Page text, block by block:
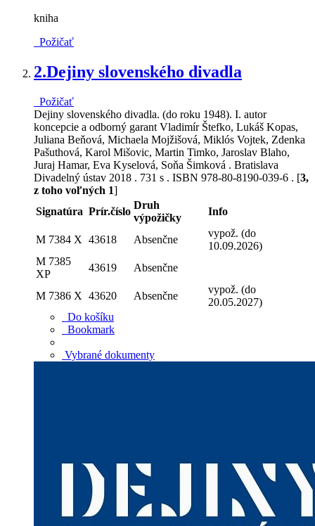
kniha
Požičať
2.Dejiny slovenského divadla
Požičať
Dejiny slovenského divadla. (do roku 1948). I. autor
koncepcie a odborný garant Vladimír Štefko, Lukáš Kopas,
Juliana Beňová, Michaela Mojžišová, Miklós Vojtek, Zdenka
Pašuthová, Karol Mišovic, Martin Timko, Jaroslav Blaho,
Juraj Hamar, Eva Kyselová, Soňa Šimková . Bratislava
Divadelný ústav 2018 . 731 s . ISBN 978-80-8190-039-6 . [3,
z toho voľných 1]
Signatúra Prír.číslo
Druh
výpožičky
Info
M 7384 X 43618 Absenčne
vypož. (do
10.09.2026)
M 7385
XP
43619 Absenčne
M 7386 X 43620 Absenčne
vypož. (do
20.05.2027)
Do košíku
Bookmark
Vybrané dokumenty